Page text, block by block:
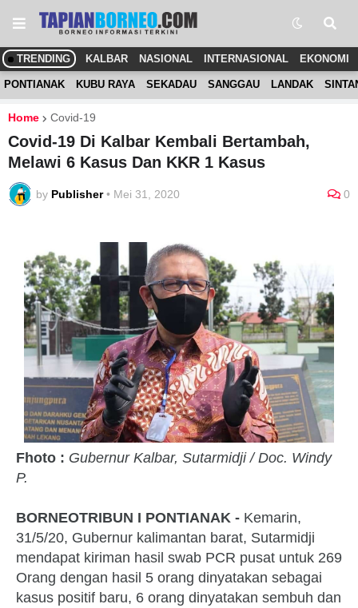
TRENDING KALBAR NASIONAL INTERNASIONAL EKONOMI
PONTIANAK KUBU RAYA SEKADAU SANGGAU LANDAK
Home Covid-19
Covid-19 Di Kalbar Kembali Bertambah,
Melawi 6 Kasus Dan KKR 1 Kasus
by Publisher • Mei 31, 2020 0
Fhoto : Gubernur Kalbar, Sutarmidji / Doc. Windy
P.
BORNEOTRIBUN I PONTIANAK - Kemarin,
31/5/20, Gubernur kalimantan barat, Sutarmidji
mendapat kiriman hasil swab PCR pusat untuk 269
Orang dengan hasil 5 orang dinyatakan sebagai
kasus positif baru, 6 orang dinyatakan sembuh dan